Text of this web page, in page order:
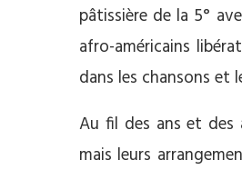
pâtissière de la 5°
afro-américains
dans les chansons et
Au fil des ans et des
mais leurs